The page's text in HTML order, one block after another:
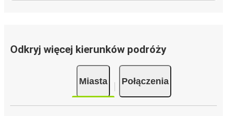
Odkryj więcej kierunków podróży
Miasta Połączenia